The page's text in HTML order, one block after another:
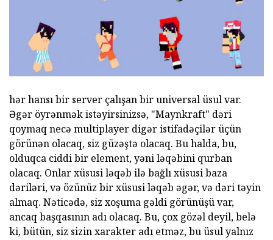
hər hansı bir server çalışan bir universal üsul var.
Əgər öyrənmək istəyirsinizsə, "Maynkraft" dəri
qoymaq necə multiplayer digər istifadəçilər üçün
görünən olacaq, siz güzəştə olacaq. Bu halda, bu,
olduqca ciddi bir element, yəni ləqəbini qurban
olacaq. Onlar xüsusi ləqəb ilə bağlı xüsusi baza
dəriləri, və özünüz bir xüsusi ləqəb əgər, və dəri təyin
almaq. Nəticədə, siz xoşuma gəldi görünüşü var,
ancaq başqasının adı olacaq. Bu, çox gözəl deyil, belə
ki, bütün, siz sizin xarakter adı etməz, bu üsul yalnız